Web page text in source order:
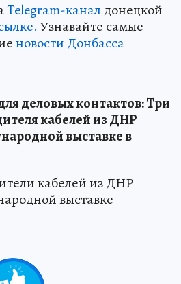
Telegram-канал донецкой
Узнавайте самые
новости Донбасса
деловых контактов: Три
кабелей из ДНР
выставке в
кабелей из ДНР
выставке